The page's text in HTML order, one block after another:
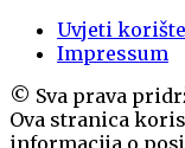
Uvjeti
Impressum
© Sva prava
Ova stranica
informacija o